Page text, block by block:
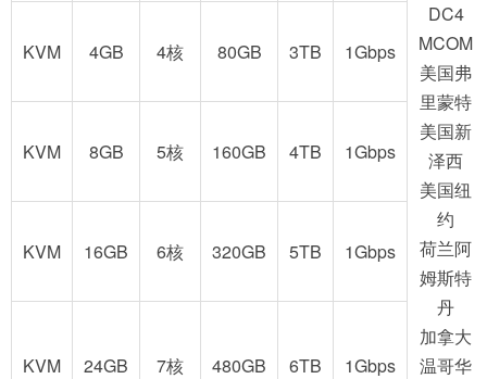
DC4
MCOM
美国弗
里蒙特
美国新
泽西
美国纽
约
荷兰阿
姆斯特
丹
加拿大
温哥华
KVM 4GB 4核 80GB 3TB 1Gbps
KVM 8GB 5核 160GB 4TB 1Gbps
KVM 16GB 6核 320GB 5TB 1Gbps
KVM 24GB 7核 480GB 6TB 1Gbps